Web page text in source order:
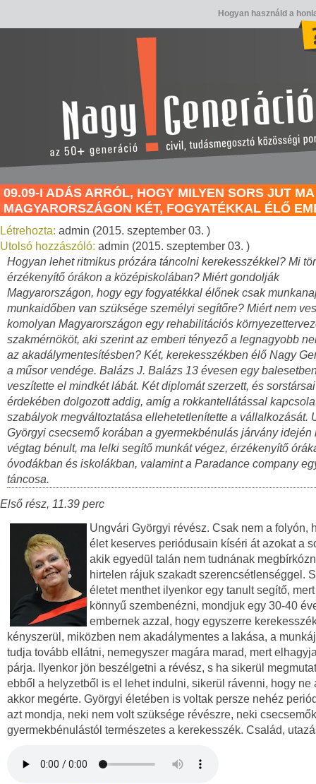
Hogyan használd a
09.09-I ADÁS ARRÓL, HOGY MILYEN SORS JUT MA
MAGYARORSZÁGON KÉT, FOGYATÉKKAL ÉLŐ
Létrehozta: admin (2015. szeptember 03. )
Utolsó hozzászóló: admin (2015. szeptember 03. )
Hogyan lehet ritmikus prózára táncolni kerekesszékkel? Mi
érzékenyítő órákon a középiskolában? Miért gondolják
Magyarországon, hogy egy fogyatékkal élőnek csak
munkaidőben van szüksége személyi segítőre? Miért nem
komolyan Magyarországon egy rehabilitációs
szakmérnököt, aki szerint az emberi tényező a legnagyobb
az akadálymentesítésben? Két, kerekesszékben élő Nagy
a műsor vendége. Balázs J. Balázs 13 évesen egy
veszítette el mindkét lábát. Két diplomát szerzett, és sorstársai
érdekében dolgozott addig, amíg a rokkantellátással
szabályok megváltoztatása ellehetetlenítette a vállalkozását.
Györgyi csecsemő korában a gyermekbénulás járvány idején
végtag bénult, ma lelki segítő munkát végez, érzékenyítő
óvodákban és iskolákban, valamint a Paradance company
táncosa.
Első rész, 11.39 perc
Ungvári Györgyi révész. Csak nem a folyón,
élet keserves periódusain kíséri át azokat a
akik egyedül talán nem tudnának
hirtelen rájuk szakadt szerencsétlenséggel.
életet menthet ilyenkor egy tanult segítő,
könnyű szembenézni, mondjuk egy 30-40
embernek azzal, hogy egyszerre
kényszerül, miközben nem akadálymentes a lakása, a
tudja tovább ellátni, nemegyszer magára marad, mert
párja. Ilyenkor jön beszélgetni a révész, s ha sikerül
ebből a helyzetből is el lehet indulni, sikerül rávenni, hogy ne
akkor megérte. Györgyi életében is voltak persze nehéz
azt mondja, neki nem volt szüksége révészre, neki
gyermekbénulástól természetes a kerekesszék. Család,